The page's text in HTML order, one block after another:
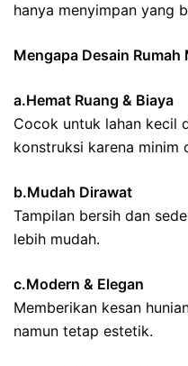
hanya menyimpan yang
Mengapa Desain Rumah
a.Hemat Ruang & Biaya
Cocok untuk lahan kecil
konstruksi karena minim
b.Mudah Dirawat
Tampilan bersih dan
lebih mudah.
c.Modern & Elegan
Memberikan kesan
namun tetap estetik.